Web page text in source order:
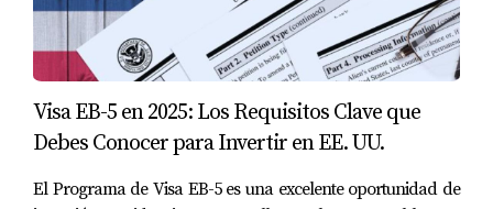
Visa EB-5 en 2025: Los Requisitos Clave que
Debes Conocer para Invertir en EE. UU.
El Programa de Visa EB-5 es una excelente oportunidad de